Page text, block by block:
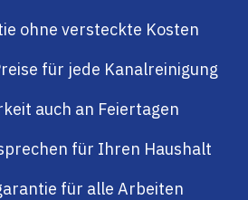
ohne versteckte Kosten
für jede Kanalreinigung
auch an Feiertagen
für Ihren Haushalt
für alle Arbeiten